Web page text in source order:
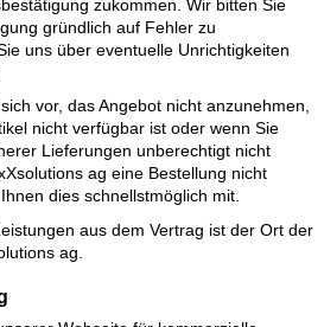
Bedingungen anzunehmen, die
Unsere Mitarbeiter sind nicht
zu treffen oder mündliche
sind.
wird der Auftrag an
lässt Ihnen innerhalb von ein
zukommen. Wir bitten
gründlich auf Fehler zu
Sie uns über eventuelle
sich vor, das Angebot nicht